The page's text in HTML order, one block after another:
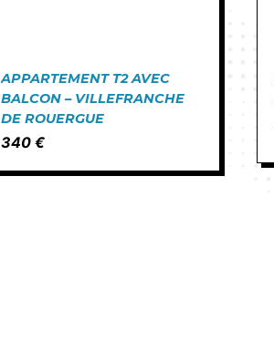
APPARTEMENT T2 AVEC
BALCON – VILLEFRANCHE
DE ROUERGUE
340 €